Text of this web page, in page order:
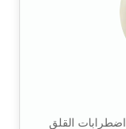
اضطرابات القلق